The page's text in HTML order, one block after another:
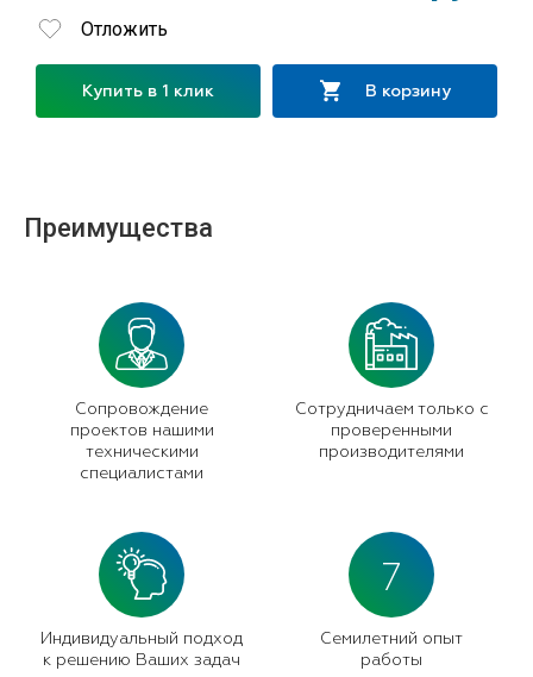
Отложить
Купить в 1 клик В корзину
Преимущества
Сопровождение
проектов нашими
техническими
специалистами
Сотрудничаем только с
проверенными
производителями
Индивидуальный подход
к решению Ваших задач
7
Семилетний опыт
работы